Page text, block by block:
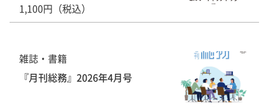
1,100円（税込）
雑誌・書籍
『月刊総務』2026年4月号